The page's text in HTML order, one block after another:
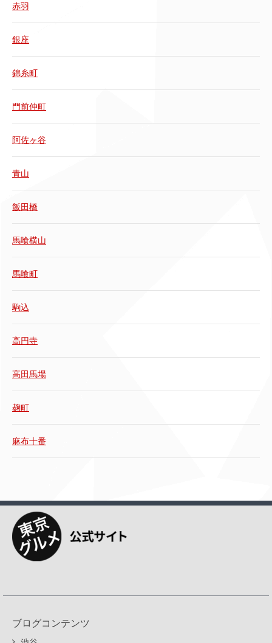
赤羽
銀座
錦糸町
門前仲町
阿佐ヶ谷
青山
飯田橋
馬喰横山
馬喰町
駒込
高円寺
高田馬場
麹町
麻布十番
ブログコンテンツ